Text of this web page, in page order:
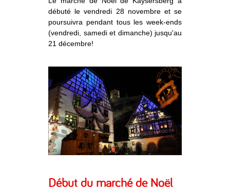
débuté le vendredi 28 novembre et se
poursuivra pendant tous les week-ends
(vendredi, samedi et dimanche) jusqu'au
21 décembre!
Début du marché de Noël